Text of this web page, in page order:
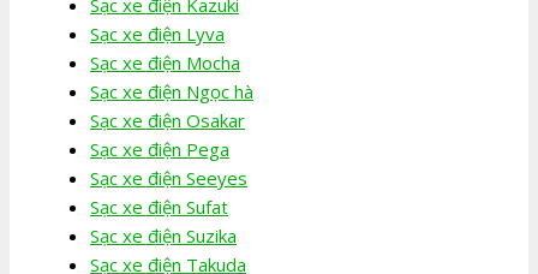
Sạc xe điện Kazuki
Sạc xe điện Lyva
Sạc xe điện Mocha
Sạc xe điện Ngọc hà
Sạc xe điện Osakar
Sạc xe điện Pega
Sạc xe điện Seeyes
Sạc xe điện Sufat
Sạc xe điện Suzika
Sạc xe điện Takuda